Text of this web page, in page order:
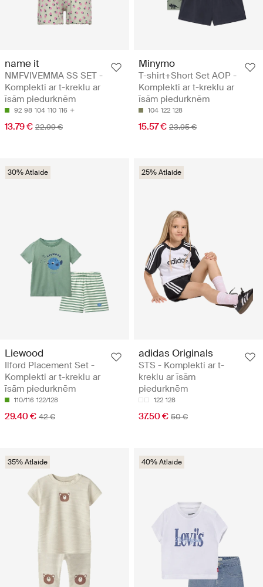
name it
NMFVIVEMMA SS SET -
Komplekti ar t-kreklu ar
īsām piedurknēm
92 98 104 110 116
13.79 € 22.99 €
Minymo
T-shirt+Short Set AOP -
Komplekti ar t-kreklu ar
īsām piedurknēm
104 122 128
15.57 € 23.95 €
30% Atlaide
Liewood
Ilford Placement Set -
Komplekti ar t-kreklu ar
īsām piedurknēm
110/116 122/128
29.40 € 42 €
25% Atlaide
adidas Originals
STS - Komplekti ar t-
kreklu ar īsām
piedurknēm
122 128
37.50 € 50 €
35% Atlaide 40% Atlaide